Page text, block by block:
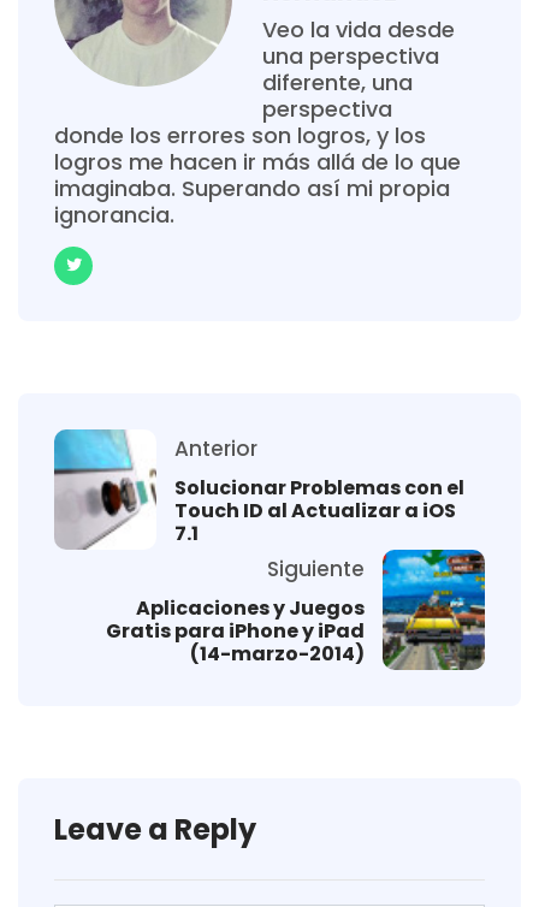
Veo la vida desde
una perspectiva
diferente, una
perspectiva
donde los errores son logros, y los
logros me hacen ir más allá de lo que
imaginaba. Superando así mi propia
ignorancia.
Anterior
Solucionar Problemas con el
Touch ID al Actualizar a iOS
7.1
Siguiente
Aplicaciones y Juegos
Gratis para iPhone y iPad
(14-marzo-2014)
Leave a Reply